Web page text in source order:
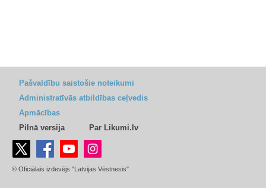
Pašvaldību saistošie noteikumi
Administratīvās atbildības ceļvedis
Apmācības
Pilnā versija
Par Likumi.lv
© Oficiālais izdevējs "Latvijas Vēstnesis"